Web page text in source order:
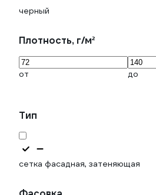
черный
Плотность, г/м²
от до
Тип
сетка фасадная, затеняющая